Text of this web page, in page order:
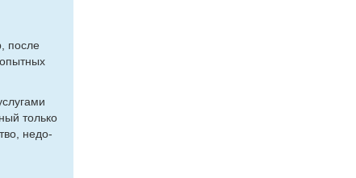
по­сле
толь­ко
недо­